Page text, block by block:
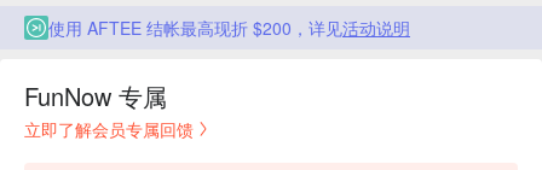
使用 AFTEE 结帐最高现折 $200，详见活动说明
FunNow 专属
立即了解会员专属回馈